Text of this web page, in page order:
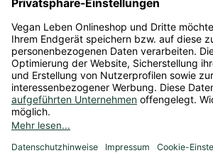
Lebensmittel
Drogerie
Weitere Kategorien
* Alle Preise inkl. gesetzl.
anders angegeben. Bioprodukte im Bio-